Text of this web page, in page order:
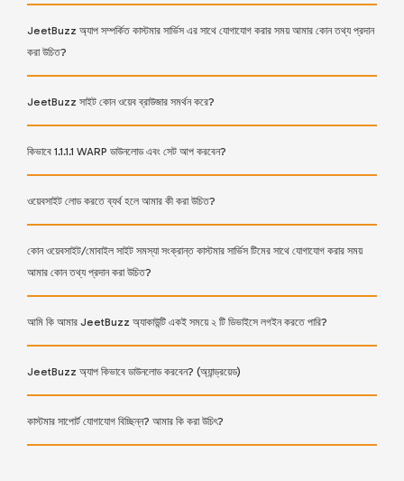
JeetBuzz অ্যাপ সম্পর্কিত কাস্টমার সার্ভিস এর সাথে যোগাযোগ করার সময় আমার কোন তথ্য প্রদান
করা উচিত?
JeetBuzz সাইট কোন ওয়েব ব্রাউজার সমর্থন করে?
কিভাবে 1.1.1.1 WARP ডাউনলোড এবং সেট আপ করবেন?
ওয়েবসাইট লোড করতে ব্যর্থ হলে আমার কী করা উচিত?
কোন ওয়েবসাইট/মোবাইল সাইট সমস্যা সংক্রান্ত কাস্টমার সার্ভিস টিমের সাথে যোগাযোগ করার সময়
আমার কোন তথ্য প্রদান করা উচিত?
আমি কি আমার JeetBuzz অ্যাকাউন্টি একই সময়ে ২ টি ডিভাইসে লগইন করতে পারি?
JeetBuzz অ্যাপ কিভাবে ডাউনলোড করবেন? (অ্যান্ড্রয়েড)
কাস্টমার সাপোর্ট যোগাযোগ বিচ্ছিন্ন? আমার কি করা উচিৎ?